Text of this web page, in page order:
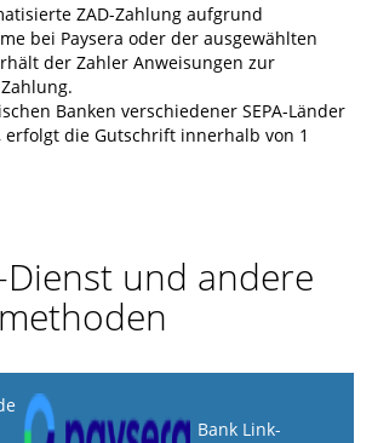
ZAD-Zahlung aufgrund
bei Paysera oder der ausgewählten
der Zahler Anweisungen zur
Banken verschiedener SEPA-Länder
die Gutschrift innerhalb von 1
und andere
Bank Link-